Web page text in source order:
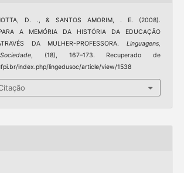
D. ., & SANTOS AMORIM, . E. (2008).
A MEMÓRIA DA HISTÓRIA DA EDUCAÇÃO
DA MULHER-PROFESSORA.Linguagens,
, (18), 167–173. Recuperado de
index.php/lingedusoc/article/view/1538